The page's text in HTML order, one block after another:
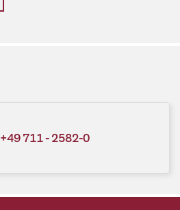
+49 711 - 2582-0